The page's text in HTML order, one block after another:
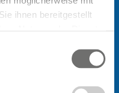
ihnen bereitgestellt